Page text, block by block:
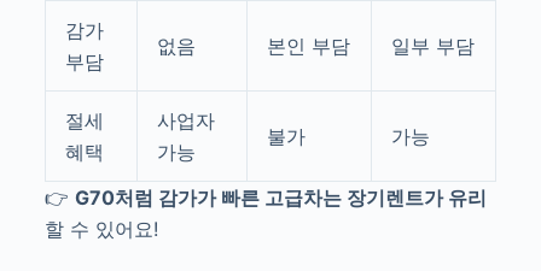
감가
부담
없음 본인 부담 일부 부담
절세
혜택
사업자
가능
불가 가능
👉 G70처럼 감가가 빠른 고급차는 장기렌트가 유리
할 수 있어요!